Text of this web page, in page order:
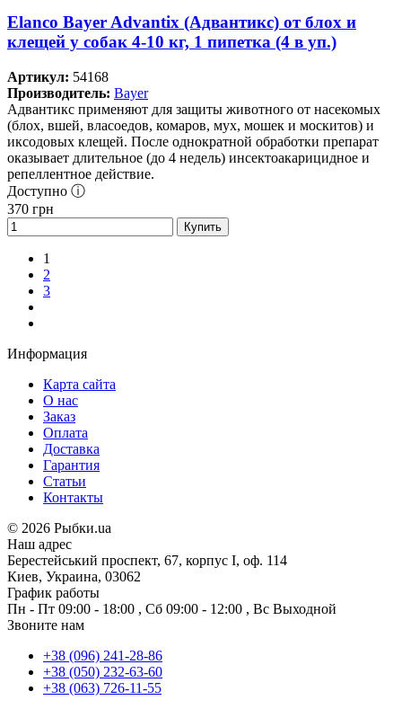
Elanco Bayer Advantix (Адвантикс) от блох и
клещей у собак 4-10 кг, 1 пипетка (4 в уп.)
Артикул: 54168
Производитель: Bayer
Адвантикс применяют для защиты животного от насекомых
(блох, вшей, власоедов, комаров, мух, мошек и москитов) и
иксодовых клещей. После однократной обработки препарат
оказывает длительное (до 4 недель) инсектоакарицидное и
репеллентное действие.
Доступно ⓘ
370 грн
Купить
1
2
3
Информация
Карта сайта
О нас
Заказ
Оплата
Доставка
Гарантия
Статьи
Контакты
© 2026 Рыбки.ua
Наш адрес
Берестейський проспект, 67, корпус I, оф. 114
Киев, Украина, 03062
График работы
Пн - Пт 09:00 - 18:00 , Сб 09:00 - 12:00 , Вс Выходной
Звоните нам
+38 (096) 241-28-86
+38 (050) 232-63-60
+38 (063) 726-11-55